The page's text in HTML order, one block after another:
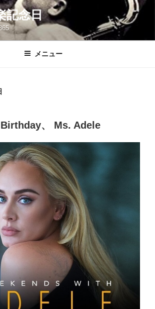
記念日
メニュー
、 Ms. Adele